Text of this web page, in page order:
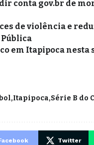
conta gov.br de
de violência e
em Itapipoca nesta
Itapipoca Série B do
Twitter